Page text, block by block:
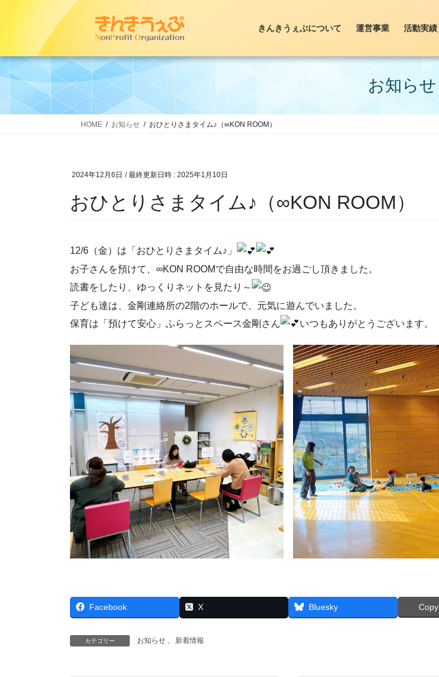
ツ
へ
シ
ョ
きんきうぇぶについて 運営事業 活動実績
お知らせ
HOME お知らせ おひとりさまタイム♪（∞KON ROOM）
2024年12月6日 / 最終更新日時 : 2025年1月10日
おひとりさまタイム♪（∞KON ROOM）
12/6（金）は「おひとりさまタイム♪」
お子さんを預けて、∞KON ROOMで自由な時間をお過ごし頂きました。
読書をしたり、ゆっくりネットを見たり～
子ども達は、金剛連絡所の2階のホールで、元気に遊んでいました。
保育は「預けて安心」ふらっとスペース金剛さん
いつもありがとうございます。
Facebook X Bluesky Copy
カテゴリー お知らせ 新着情報